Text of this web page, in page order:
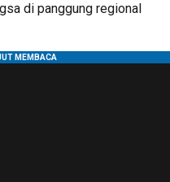
di panggung regional